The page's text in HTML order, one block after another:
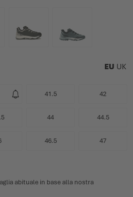
EU UK
41.5 42
44 44.5
46.5 47
abituale in base alla nostra